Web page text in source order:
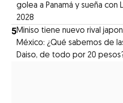
golea a Panamá y sueña con
2028
5Miniso tiene nuevo rival
México: ¿Qué sabemos de
Daiso, de todo por 20